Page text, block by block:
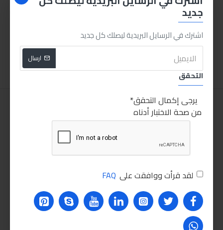
جديد
اشترك في الرسايل البريدية ليصلك كل جديد
ارسال
التحقق
يرجى إكمال التحقق
من صحة الاختبار أدناه
لقد قرأت ووافقت على FAQ
ابرو فوم تنظيف موتور
55.00LE
175.00LE